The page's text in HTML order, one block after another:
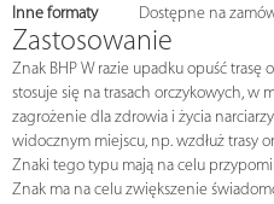
Inne formaty
Dostępne na
Zastosowanie
Znak BHP W razie upadku opuść trasę
stosuje się na trasach orczykowych, w
zagrożenie dla zdrowia i życia
widocznym miejscu, np. wzdłuż trasy
Znaki tego typu mają na celu
Znak ma na celu zwiększenie